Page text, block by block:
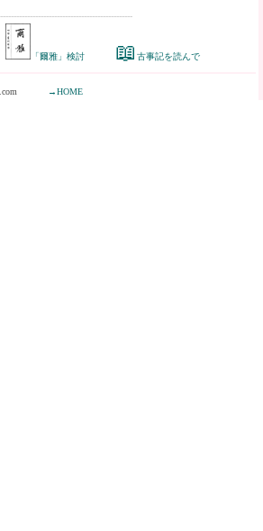
「爾雅」検討 📖 古事記を読んで
→HOME